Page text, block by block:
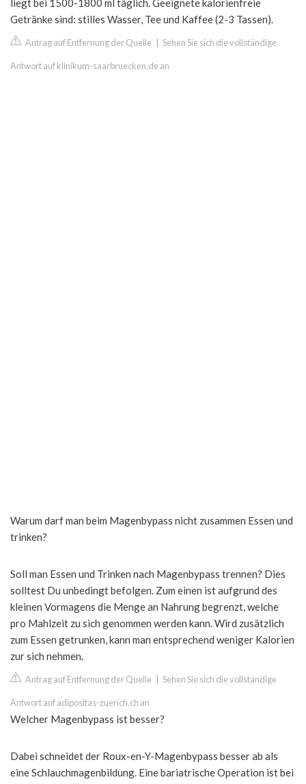
liegt bei 1500-1800 ml täglich. Geeignete kalorienfreie
Getränke sind: stilles Wasser, Tee und Kaffee (2-3 Tassen).
Antrag auf Entfernung der Quelle Sehen Sie sich die vollständige
Antwort auf klinikum-saarbruecken.de an
Warum darf man beim Magenbypass nicht zusammen Essen und
trinken?
Soll man Essen und Trinken nach Magenbypass trennen? Dies
solltest Du unbedingt befolgen. Zum einen ist aufgrund des
kleinen Vormagens die Menge an Nahrung begrenzt, welche
pro Mahlzeit zu sich genommen werden kann. Wird zusätzlich
zum Essen getrunken, kann man entsprechend weniger Kalorien
zur sich nehmen.
Antrag auf Entfernung der Quelle Sehen Sie sich die vollständige
Antwort auf adipositas-zuerich.ch an
Welcher Magenbypass ist besser?
Dabei schneidet der Roux-en-Y-Magenbypass besser ab als
eine Schlauchmagenbildung. Eine bariatrische Operation ist bei